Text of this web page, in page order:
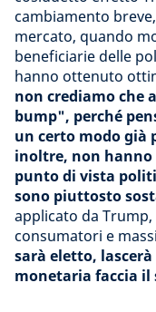
cambiamento
mercato, quando
beneficiarie delle
hanno ottenuto
non crediamo che
bump", perché
un certo modo già
inoltre, non hanno
punto di vista
sono piuttosto
applicato da
consumatori e
sarà eletto,
monetaria faccia il